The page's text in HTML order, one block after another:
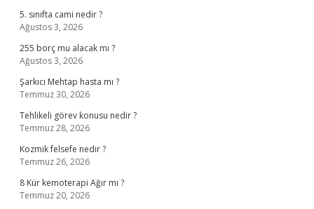
5. sınıfta cami nedir ?
Ağustos 3, 2026
255 borç mu alacak mı ?
Ağustos 3, 2026
Şarkıcı Mehtap hasta mı ?
Temmuz 30, 2026
Tehlikeli görev konusu nedir ?
Temmuz 28, 2026
Kozmik felsefe nedir ?
Temmuz 26, 2026
8 Kür kemoterapi Ağır mı ?
Temmuz 20, 2026